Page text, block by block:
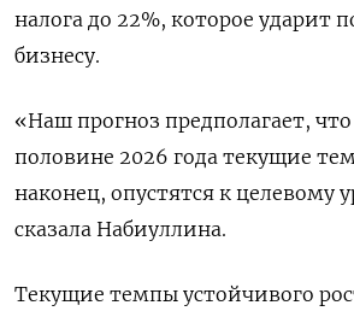
налога до 22%, которое ударит
бизнесу.
«Наш прогноз предполагает,
половине 2026 года текущие
наконец, опустятся к целевому
сказала Набиуллина.
Текущие темпы устойчивого